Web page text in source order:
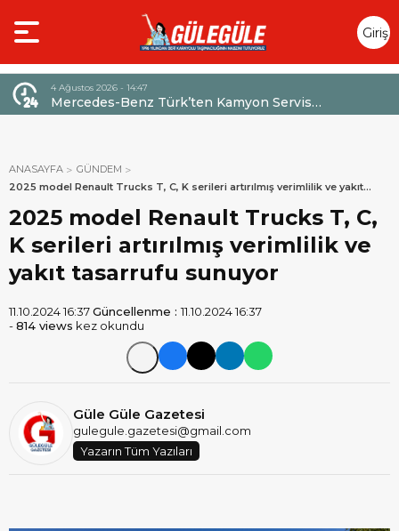
Giriş
Yap
4 Ağustos 2026 - 14:47
Mercedes-Benz Türk’ten Kamyon Servis
Sözleşmelerinde 36 Aya Varan Taksit İmkânı
ANASAYFA
GÜNDEM
2025 model Renault Trucks T, C, K serileri artırılmış verimlilik ve yakıt
2025 model Renault Trucks T, C,
K serileri artırılmış verimlilik ve
yakıt tasarrufu sunuyor
11.10.2024 16:37Güncellenme :11.10.2024 16:37
-814 views kez okundu
Güle Güle Gazetesi
gulegule.gazetesi@gmail.com
Yazarın Tüm Yazıları